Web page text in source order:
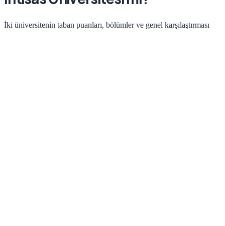
İki üniversitenin taban puanları, bölümler ve genel karşılaştırması